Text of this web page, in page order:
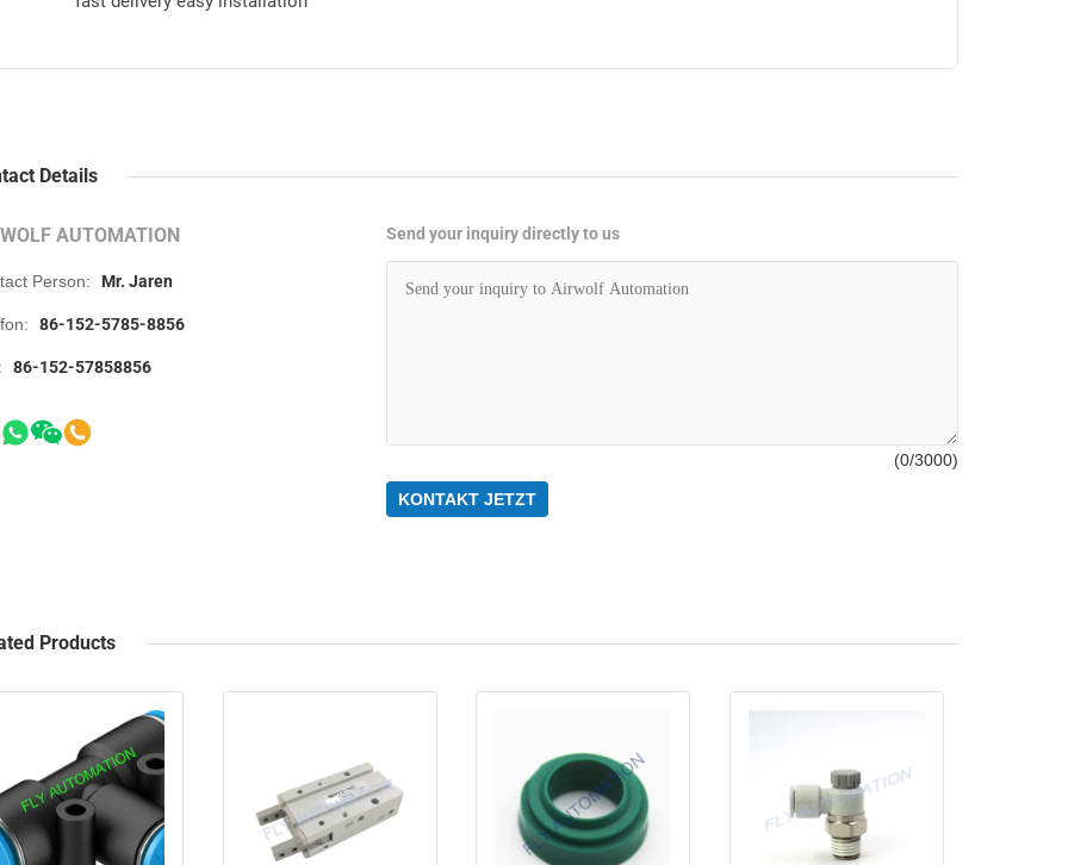
Details
AUTOMATION
Person: Mr. Jaren
86-152-5785-8856
86-152-57858856
Send your inquiry directly to us
(0/3000)
KONTAKT JETZT
Products